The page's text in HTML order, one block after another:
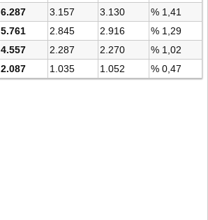
6.287 3.157 3.130
% 1,41
5.761 2.845 2.916
% 1,29
4.557 2.287 2.270
% 1,02
2.087 1.035 1.052 % 0,47